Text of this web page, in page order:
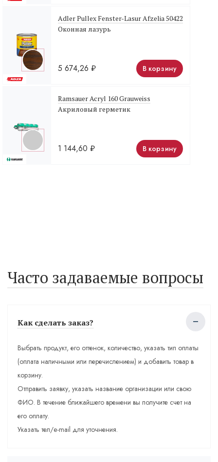
Adler Pullex Fenster-Lasur Afzelia 50422
Оконная лазурь
5 674,26 ₽ В корзину
Ramsauer Acryl 160 Grauweiss
Акриловый герметик
1 144,60 ₽ В корзину
Часто задаваемые вопросы
Как сделать заказ?
Выбрать продукт, его оттенок, количество, указать тип оплаты
(оплата наличными или перечислением) и добавить товар в
корзину.
Отправить заявку, указать название организации или свою
ФИО. В течение ближайшего времени вы получите счет на
его оплату.
Указать тел/e-mail для уточнения.